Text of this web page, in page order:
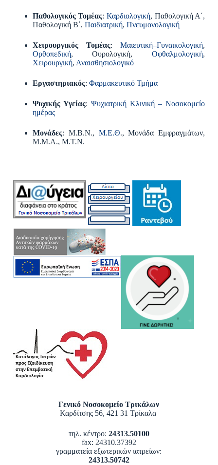
Παθολογικός Τομέας: Καρδιολογική, Παθολογική Α΄,
Παθολογική Β΄, Παιδιατρική, Πνευμονολογική
Χειρουργικός Τομέας:Μαιευτική–Γυναικολογική,
Ορθοπεδική, Ουρολογική,Οφθαλμολογική,
Χειρουργική, Αναισθησιολογικό
Εργαστηριακός: Φαρμακευτικό Τμήμα
Ψυχικής Υγείας: Ψυχιατρική Κλινική – Νοσοκομείο
ημέρας
Μονάδες: Μ.Β.Ν., Μ.Ε.Θ., Μονάδα Εμφραγμάτων,
Μ.Μ.Α., Μ.Τ.Ν.
Γενικό Νοσοκομείο Τρικάλων
Καρδίτσης 56, 421 31 Τρίκαλα
τηλ. κέντρο: 24313.50100
fax: 24310.37392
γραμματεία εξωτερικών ιατρείων:
24313.50742